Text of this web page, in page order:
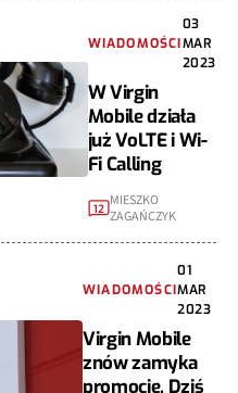
WIADOMOŚCI
03
MAR
2023
W Virgin
Mobile działa
już VoLTE i Wi-
Fi Calling
12 MIESZKO
ZAGAŃCZYK
WIADOMOŚCI
01
MAR
2023
Virgin Mobile
znów zamyka
promocje. Dziś